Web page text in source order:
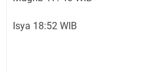
Isya 18:52 WIB